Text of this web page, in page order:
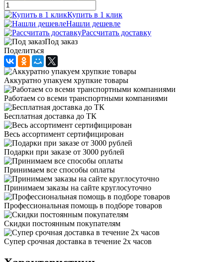
Купить в 1 клик
Нашли дешевле
Рассчитать доставку
Под заказ
Поделиться
Аккуратно упакуем хрупкие товары
Работаем со всеми транспортными компаниями
Бесплатная доставка до ТК
Весь ассортимент сертифицирован
Подарки при заказе от 3000 рублей
Принимаем все способы оплаты
Принимаем заказы на сайте круглосуточно
Профессиональная помощь в подборе товаров
Скидки постоянным покупателям
Супер срочная доставка в течение 2х часов